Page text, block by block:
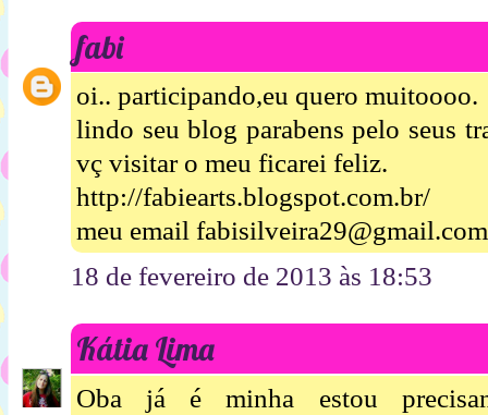
fabi
oi.. participando,eu quero muitoooo.
lindo seu blog parabens pelo seus
vç visitar o meu ficarei feliz.
http://fabiearts.blogspot.com.br/
meu email fabisilveira29@gmail.com
18 de fevereiro de 2013 às 18:53
Kátia Lima
Oba já é minha estou